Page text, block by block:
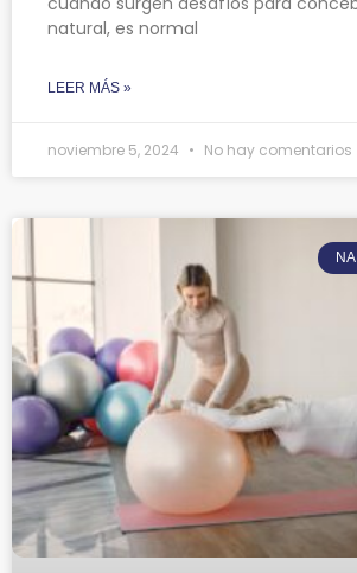
natural, es normal
LEER MÁS »
noviembre 5, 2024 No hay comentarios